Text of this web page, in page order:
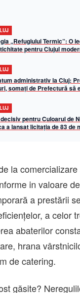
„Refugiului Termic”: O
pentru Clujul
administrativ la Cluj:
somați de Prefectură să
pentru Culoarul de
a lansat licitația de 83 de
la
in valoare
a prestării
a celor
abaterilor
hrana
de catering.
găsite?